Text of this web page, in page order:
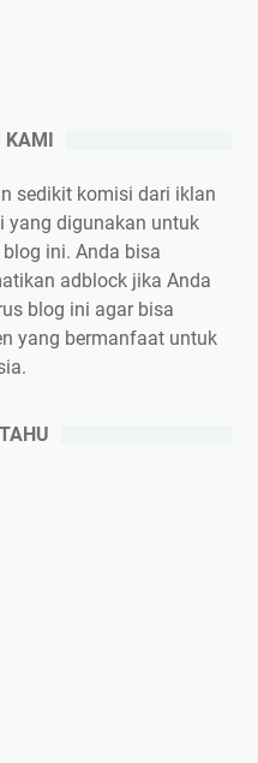
KAMI
sedikit komisi dari iklan
yang digunakan untuk
ini. Anda bisa
adblock jika Anda
blog ini agar bisa
yang bermanfaat untuk